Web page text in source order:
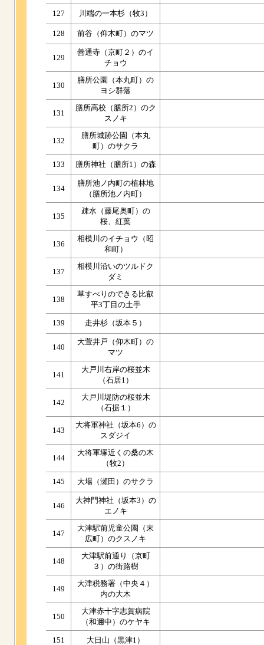
127 川端の一本杉（牧3）
128 前谷（仰木町）のマツ
129
善通寺（京町２）のイ
チョウ
130
膳所公園（本丸町）の
ヨシ群落
131
膳所高校（膳所2）のク
スノキ
132
膳所城跡公園（本丸
町）のサクラ
133 膳所神社（膳所1）の森
134
膳所池ノ内町の植林地
（膳所池ノ内町）
135
疎水（藤尾奥町）の
桜、紅葉
136
相模川のイチョウ（昭
和町）
137
相模川沿いのツルドク
ダミ
138
草すべりのできる比叡
平3丁目の土手
139 走井杉（坂本５）
140
大萱井戸（仰木町）の
マツ
141
大戸川右岸の桜並木
（石居1）
142
大戸川堤防の桜並木
（石据１）
143
大将軍神社（坂本6）の
スダジイ
144
大将軍塚近くの桑の木
（牧2）
145 大場（瀬田）のサクラ
146
大神門神社（坂本3）の
エノキ
147
大津駅前児童公園（末
広町）のクスノキ
148
大津駅前通り（京町
３）の街路樹
149
大津税務署（中央４）
内の大木
150
大津赤十字志賀病院
（和邇中）のケヤキ
151 大日山（黒津1）